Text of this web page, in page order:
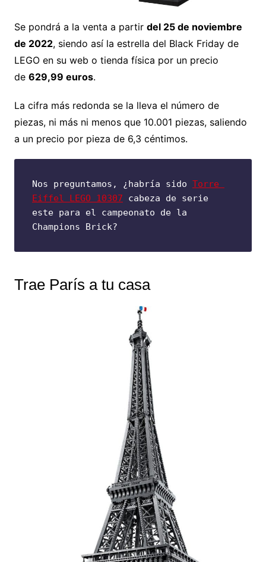
Se pondrá a la venta a partir del 25 de noviembre
de 2022, siendo así la estrella del Black Friday de
LEGO en su web o tienda física por un precio
de 629,99 euros.
La cifra más redonda se la lleva el número de
piezas, ni más ni menos que 10.001 piezas, saliendo
a un precio por pieza de 6,3 céntimos.
Nos preguntamos, ¿habría sido Torre
Eiffel LEGO 10307 cabeza de serie
este para el campeonato de la
Champions Brick?
Trae París a tu casa